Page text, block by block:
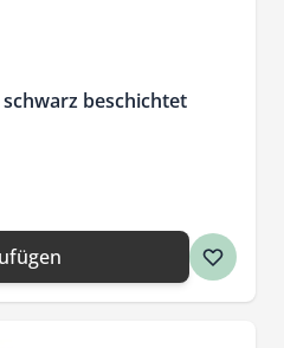
schwarz beschichtet